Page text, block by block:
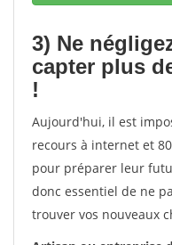
3) Ne
capter plus
!
Aujourd'hui, il est
recours à internet et
pour préparer leur
donc essentiel de ne
trouver vos nouveaux